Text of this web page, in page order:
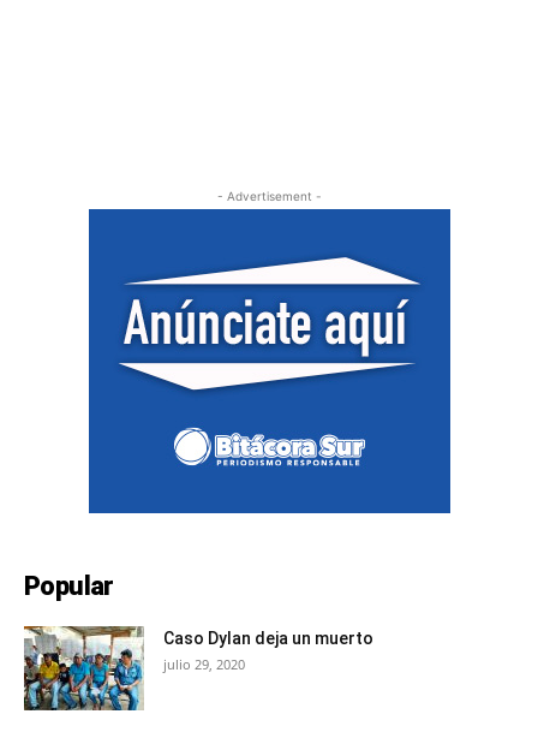
- Advertisement -
Popular
Caso Dylan deja un muerto
julio 29, 2020